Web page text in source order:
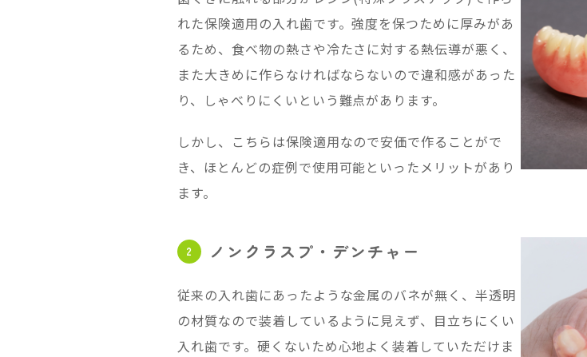
れた保険適用の入れ歯です。強度を保つために厚みがあ
るため、食べ物の熱さや冷たさに対する熱伝導が悪く、
また大きめに作らなければならないので違和感があった
り、しゃべりにくいという難点があります。
しかし、こちらは保険適用なので安価で作ることがで
き、ほとんどの症例で使用可能といったメリットがあり
ます。
ノンクラスプ・デンチャー
従来の入れ歯にあったような金属のバネが無く、半透明
の材質なので装着しているように見えず、目立ちにくい
入れ歯です。硬くないため心地よく装着していただけま